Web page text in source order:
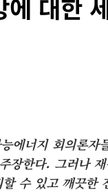
대한
능에너지 회의론
장한다. 그러나
할 수 있고 깨끗한